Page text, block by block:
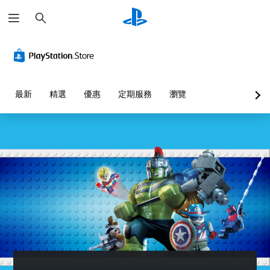
尋
最新 精選 優惠 定期服務 瀏覽